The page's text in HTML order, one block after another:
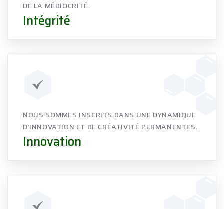
DE LA MÉDIOCRITÉ.
Intégrité
NOUS SOMMES INSCRITS DANS UNE DYNAMIQUE
D’INNOVATION ET DE CRÉATIVITÉ PERMANENTES.
Innovation